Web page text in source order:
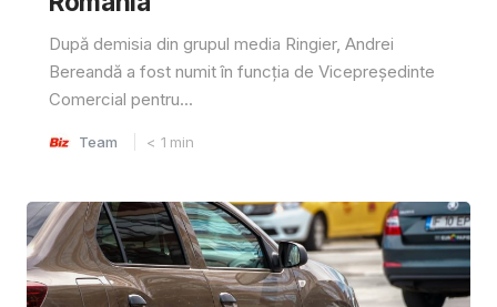
După demisia din grupul media Ringier, Andrei
Bereandă a fost numit în funcția de Vicepreședinte
Comercial pentru...
Team < 1 min